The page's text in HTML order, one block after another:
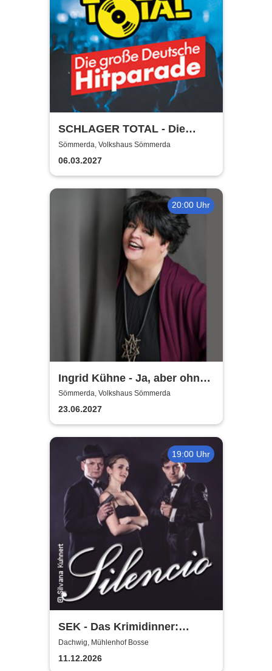
SCHLAGER TOTAL - Die
große deutsche Hitparade
Sömmerda, Volkshaus Sömmerda
06.03.2027
20:00 Uhr
Ingrid Kühne - Ja, aber ohne
mich!
Sömmerda, Volkshaus Sömmerda
23.06.2027
19:00 Uhr
SEK - Das Krimidinner:
Silencio - Morde geschehen
nicht immer leise
Dachwig, Mühlenhof Bosse
11.12.2026